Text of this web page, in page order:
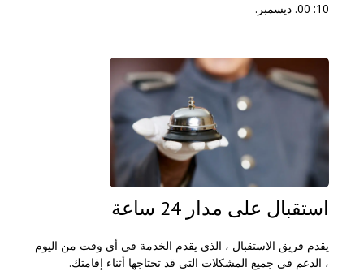
10: 00. ديسمبر.
استقبال على مدار 24 ساعة
يقدم فريق الاستقبال ، الذي يقدم الخدمة في أي وقت من اليوم
، الدعم في جميع المشكلات التي قد تحتاجها أثناء إقامتك.